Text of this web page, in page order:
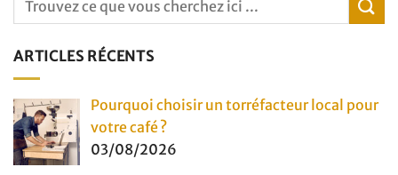
ARTICLES RÉCENTS
Pourquoi choisir un torréfacteur local pour
votre café ?
03/08/2026